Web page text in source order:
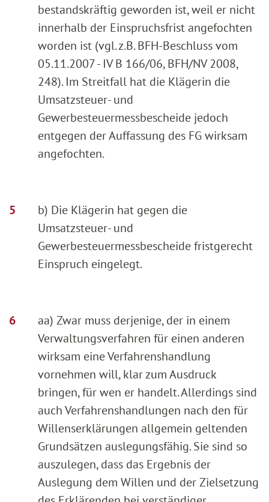
bestandskräftig geworden ist, weil er nicht
innerhalb der Einspruchsfrist angefochten
worden ist (vgl. z.B. BFH-Beschluss vom
05.11.2007 - IV B 166/06, BFH/NV 2008,
248). Im Streitfall hat die Klägerin die
Umsatzsteuer- und
Gewerbesteuermessbescheide jedoch
entgegen der Auffassung des FG wirksam
angefochten.
b) Die Klägerin hat gegen die
Umsatzsteuer- und
Gewerbesteuermessbescheide fristgerecht
Einspruch eingelegt.
aa) Zwar muss derjenige, der in einem
Verwaltungsverfahren für einen anderen
wirksam eine Verfahrenshandlung
vornehmen will, klar zum Ausdruck
bringen, für wen er handelt. Allerdings sind
auch Verfahrenshandlungen nach den für
Willenserklärungen allgemein geltenden
Grundsätzen auslegungsfähig. Sie sind so
auszulegen, dass das Ergebnis der
Auslegung dem Willen und der Zielsetzung